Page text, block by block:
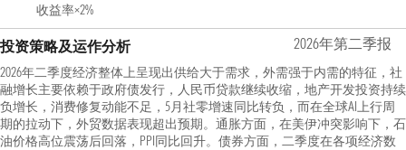
收益率×2%
投资策略及运作分析 2026年第二季报
2026年二季度经济整体上呈现出供给大于需求，外需强于内需的特征，社
融增长主要依赖于政府债发行，人民币贷款继续收缩，地产开发投资持续
负增长，消费修复动能不足，5月社零增速同比转负，而在全球AI上行周
期的拉动下，外贸数据表现超出预期。通胀方面，在美伊冲突影响下，石
油价格高位震荡后回落，PPI同比回升。债券方面，二季度在各项经济数